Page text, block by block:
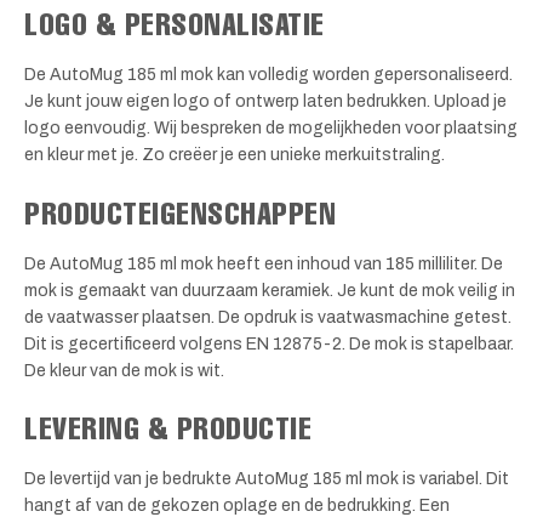
LOGO & PERSONALISATIE
De AutoMug 185 ml mok kan volledig worden gepersonaliseerd.
Je kunt jouw eigen logo of ontwerp laten bedrukken. Upload je
logo eenvoudig. Wij bespreken de mogelijkheden voor plaatsing
en kleur met je. Zo creëer je een unieke merkuitstraling.
PRODUCTEIGENSCHAPPEN
De AutoMug 185 ml mok heeft een inhoud van 185 milliliter. De
mok is gemaakt van duurzaam keramiek. Je kunt de mok veilig in
de vaatwasser plaatsen. De opdruk is vaatwasmachine getest.
Dit is gecertificeerd volgens EN 12875-2. De mok is stapelbaar.
De kleur van de mok is wit.
LEVERING & PRODUCTIE
De levertijd van je bedrukte AutoMug 185 ml mok is variabel. Dit
hangt af van de gekozen oplage en de bedrukking. Een